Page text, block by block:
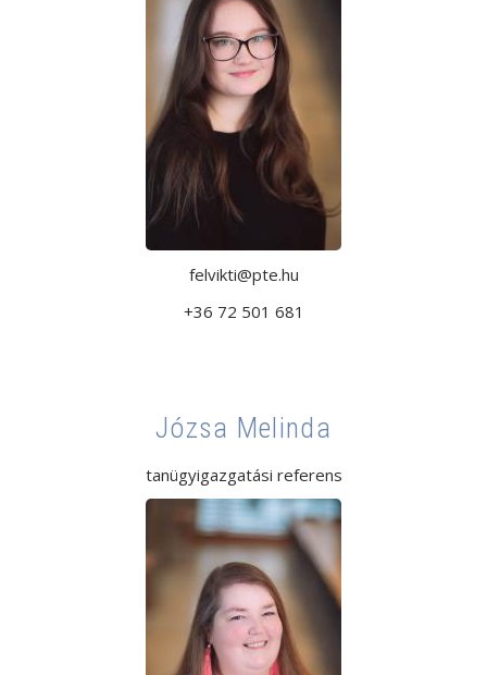
felvikti@pte.hu
+36 72 501 681
Józsa Melinda
tanügyigazgatási referens